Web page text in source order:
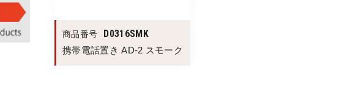
商品番号 D0316SMK
携帯電話置き AD-2 スモーク